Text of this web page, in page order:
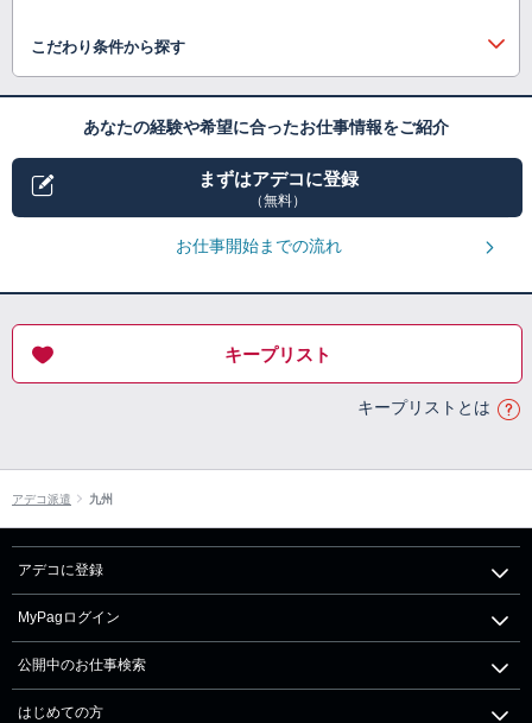
こだわり条件から探す
あなたの経験や希望に合ったお仕事情報をご紹介
まずはアデコに登録
（無料）
お仕事開始までの流れ
キープリスト
キープリストとは
アデコ派遣 九州
アデコに登録
MyPagログイン
公開中のお仕事検索
はじめての方